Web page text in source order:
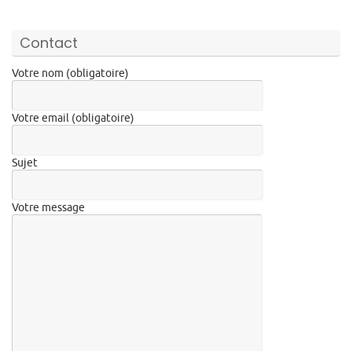
Contact
Votre nom (obligatoire)
Votre email (obligatoire)
Sujet
Votre message